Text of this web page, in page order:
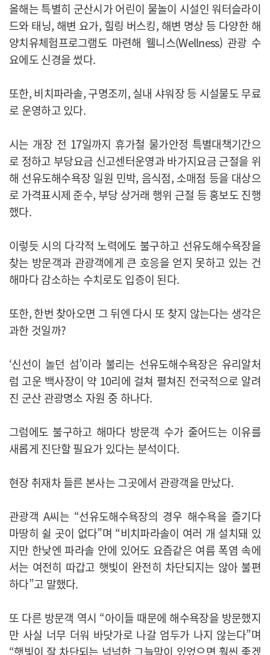
올해는 특별히 군산시가 어린이 물놀이 시설인 워터슬라이
드와 태닝, 해변 요가, 힐링 버스킹, 해변 명상 등 다양한 해
양치유체험프로그램도 마련해 웰니스(Wellness) 관광 수
요에도 신경을 썼다.
또한, 비치파라솔, 구명조끼, 실내 샤워장 등 시설물도 무료
로 운영하고 있다.
시는 개장 전 17일까지 휴가철 물가안정 특별대책기간으
로 정하고 부당요금 신고센터운영과 바가지요금 근절을 위
해 선유도해수욕장 일원 민박, 음식점, 소매점 등을 대상으
로 가격표시제 준수, 부당 상거래 행위 근절 등 홍보도 진행
했다.
이렇듯 시의 다각적 노력에도 불구하고 선유도해수욕장을
찾는 방문객과 관광객에게 큰 호응을 얻지 못하고 있는 건
해마다 감소하는 수치로도 입증이 된다.
또한, 한번 찾아오면 그 뒤엔 다시 또 찾지 않는다는 생각은
과한 것일까?
‘신선이 놀던 섬’이라 불리는 선유도해수욕장은 유리알처
럼 고운 백사장이 약 10리에 걸쳐 펼쳐진 전국적으로 알려
진 군산 관광명소 자원 중 하나다.
그럼에도 불구하고 해마다 방문객 수가 줄어드는 이유를
새롭게 진단할 필요가 있다는 분석이다.
현장 취재차 들른 본사는 그곳에서 관광객을 만났다.
관광객 A씨는 “선유도해수욕장의 경우 해수욕을 즐기다
마땅히 쉴 곳이 없다”며 “비치파라솔이 여러 개 설치돼 있
지만 한낮엔 파라솔 안에 있어도 요즘같은 여름 폭염 속에
서는 여전히 따갑고 햇빛이 완전히 차단되지는 않아 불편
하다”고 말했다.
또 다른 방문객 역시 “아이들 때문에 해수욕장을 방문했지
만 사실 너무 더워 바닷가로 나갈 엄두가 나지 않는다”며